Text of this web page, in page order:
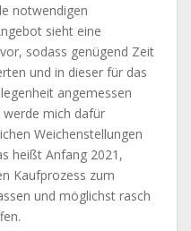
notwendigen
sieht eine
sodass genügend Zeit
und in dieser für das
angemessen
werde mich dafür
Weichenstellungen
heißt Anfang 2021,
Kaufprozess zum
und möglichst rasch